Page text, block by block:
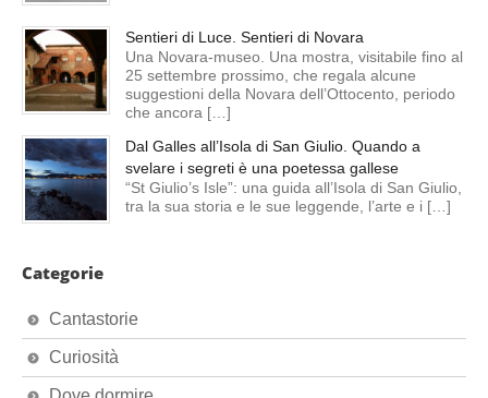
Sentieri di Luce. Sentieri di Novara
Una Novara-museo. Una mostra, visitabile fino al
25 settembre prossimo, che regala alcune
suggestioni della Novara dell’Ottocento, periodo
che ancora […]
Dal Galles all’Isola di San Giulio. Quando a
svelare i segreti è una poetessa gallese
“St Giulio’s Isle”: una guida all’Isola di San Giulio,
tra la sua storia e le sue leggende, l’arte e i […]
Categorie
Cantastorie
Curiosità